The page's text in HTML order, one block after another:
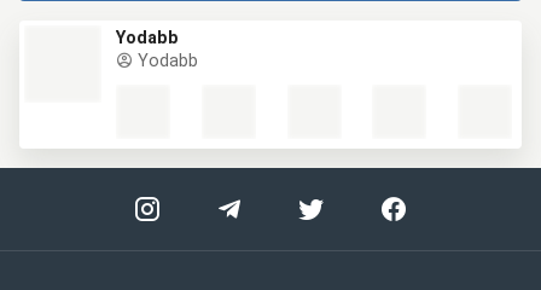
Yodabb
Yodabb